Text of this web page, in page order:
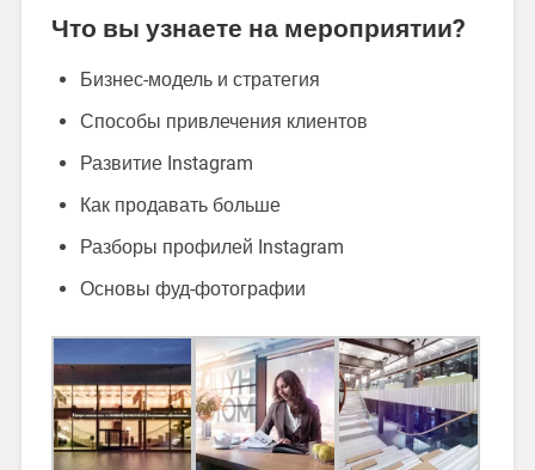
Что вы узнаете на мероприятии?
Бизнес-модель и стратегия
Способы привлечения клиентов
Развитие Instagram
Как продавать больше
Разборы профилей Instagram
Основы фуд-фотографии